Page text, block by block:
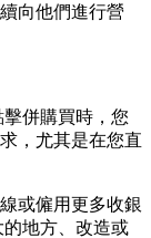
向他們進行營
併購買時，您
，尤其是在您直
或僱用更多收銀
地方、改造或